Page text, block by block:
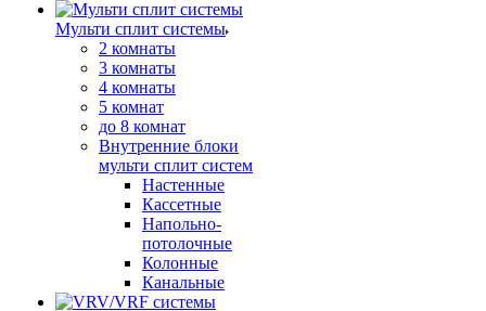
Мульти сплит системы
2 комнаты
3 комнаты
4 комнаты
5 комнат
до 8 комнат
Внутренние блоки
мульти сплит систем
Настенные
Кассетные
Напольно-
потолочные
Колонные
Канальные